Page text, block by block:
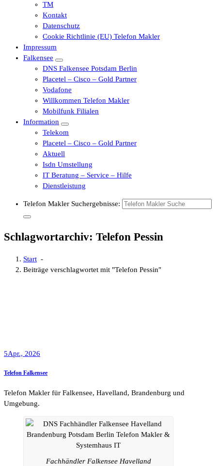
TM
Kontakt
Datenschutz
Cookie Richtlinie (EU) Telefon Makler
Impressum
Falkensee
DNS Falkensee Potsdam Berlin
Placetel – Cisco – Gold Partner
Vodafone
Willkommen Telefon Makler
Mobilfunk Filialen
Information
Telekom
Placetel – Cisco – Gold Partner
Aktuell
Isdn Umstellung
IT Beratung – Service – Hilfe
Dienstleistung
Telefon Makler Suchergebnisse:
Schlagwortarchiv: Telefon Pessin
Start -
Beiträge verschlagwortet mit "Telefon Pessin"
5Apr., 2026
Telefon Falkensee
Telefon Makler für Falkensee, Havelland, Brandenburg und
Umgebung.
Fachhändler Falkensee Havelland